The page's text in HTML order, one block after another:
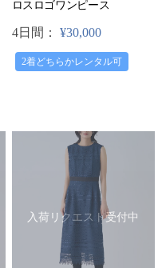
ロスロゴワンピース
4日間： ¥30,000
2着どちらかレンタル可
入荷リクエスト受付中